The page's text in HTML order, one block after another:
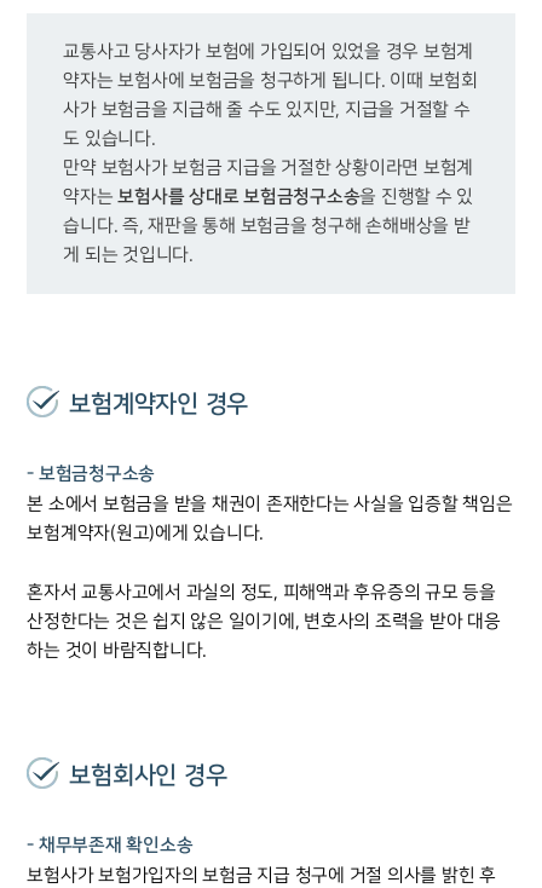
교통사고 당사자가 보험에 가입되어 있었을 경우 보험계
약자는 보험사에 보험금을 청구하게 됩니다. 이때 보험회
사가 보험금을 지급해 줄 수도 있지만, 지급을 거절할 수
도 있습니다.
만약 보험사가 보험금 지급을 거절한 상황이라면 보험계
약자는 보험사를 상대로 보험금청구소송을 진행할 수 있
습니다. 즉, 재판을 통해 보험금을 청구해 손해배상을 받
게 되는 것입니다.
보험계약자인 경우
- 보험금청구소송
본 소에서 보험금을 받을 채권이 존재한다는 사실을 입증할 책임은
보험계약자(원고)에게 있습니다.
혼자서 교통사고에서 과실의 정도, 피해액과 후유증의 규모 등을
산정한다는 것은 쉽지 않은 일이기에, 변호사의 조력을 받아 대응
하는 것이 바람직합니다.
보험회사인 경우
- 채무부존재 확인소송
보험사가 보험가입자의 보험금 지급 청구에 거절 의사를 밝힌 후